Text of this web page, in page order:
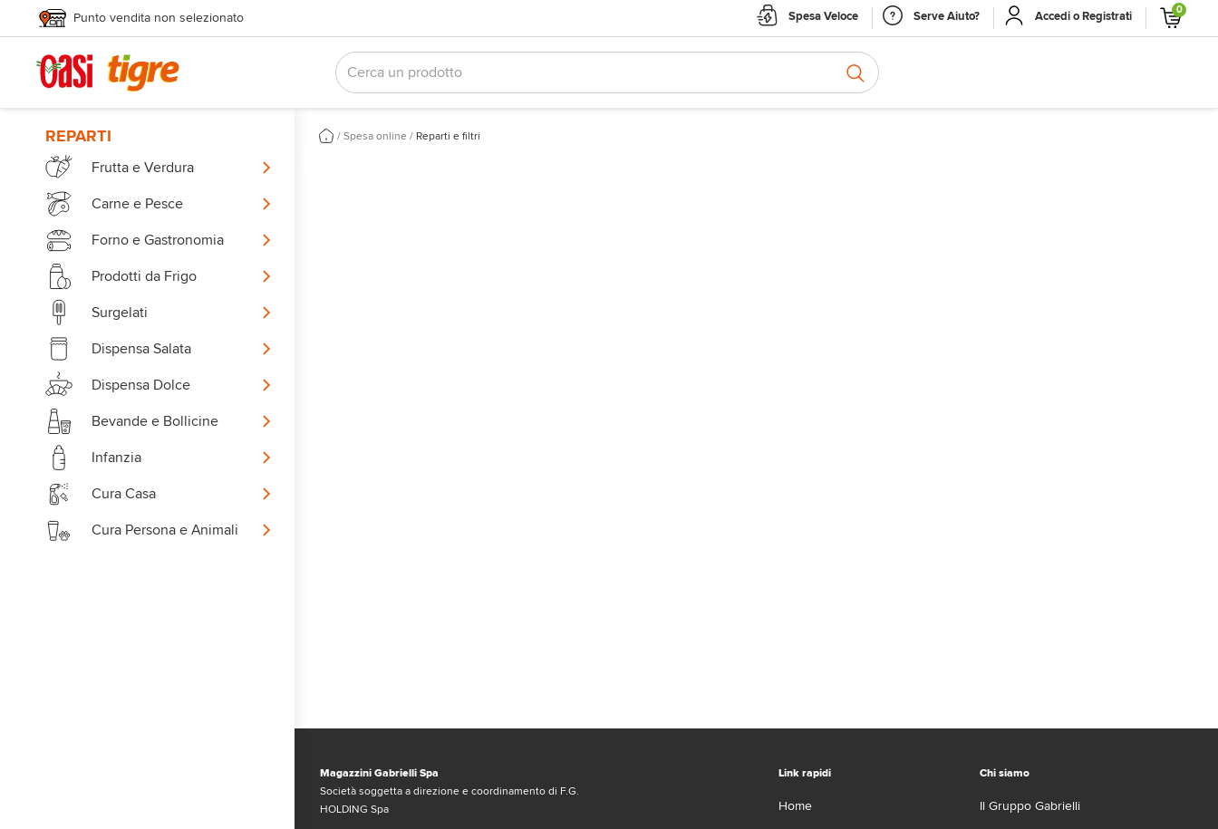
Punto vendita non selezionato Spesa Veloce Serve Aiuto? Accedi o Registrati 0
REPARTI
Frutta e Verdura
Carne e Pesce
Forno e Gastronomia
Prodotti da Frigo
Surgelati
Dispensa Salata
Dispensa Dolce
Bevande e Bollicine
Infanzia
Cura Casa
Cura Persona e Animali
/ Spesa online / Reparti e filtri
Magazzini Gabrielli Spa
Società soggetta a direzione e coordinamento di F.G.
HOLDING Spa
Link rapidi
Home
Chi siamo
Il Gruppo Gabrielli